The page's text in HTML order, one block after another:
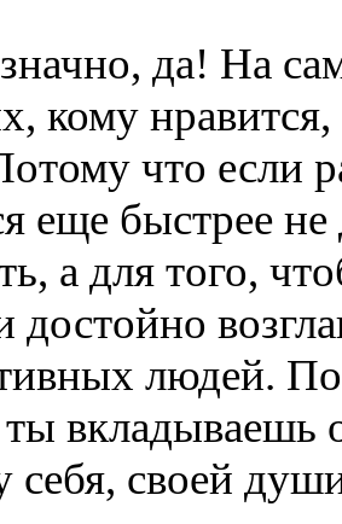
да! На
кому
что если
еще быстрее
а для того,
достойно
людей.
вкладываешь
себя, своей